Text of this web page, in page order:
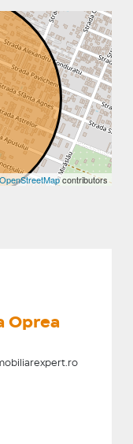
OpenStreetMapcontributors
Oprea